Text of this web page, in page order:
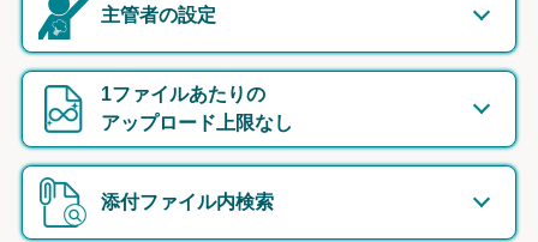
主管者の設定
1ファイルあたりの
アップロード上限なし
添付ファイル内検索